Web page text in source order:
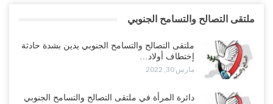
ملتقى التصالح والتسامح الجنوبي
ملتقى التصالح والتسامح الجنوبي يدين بشدة حادثة
إختطاف أولاد…
مارس 30, 2022
دائرة المرأة في ملتقى التصالح والتسامح الجنوبي